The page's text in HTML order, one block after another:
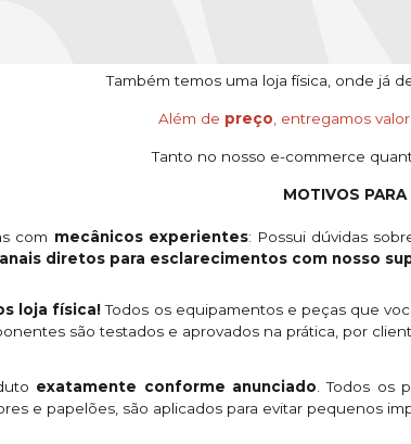
Também temos uma loja física, onde já
Além de preço, entregamos
Tanto no nosso e-commerce
MOTIVOS
com mecânicos experientes: Possui dúvidas
diretos para esclarecimentos com nosso
loja física!Todos os equipamentos e peças que
são testados e aprovados na prática, por
exatamente conforme anunciado. Todos os
e papelões, são aplicados para evitar pequenos